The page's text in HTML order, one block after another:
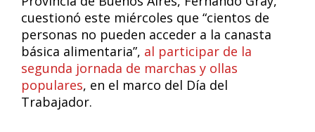
cuestionó este miércoles que “cientos de
personas no pueden acceder a la canasta
básica alimentaria”, al participar de la
segunda jornada de marchas y ollas
populares, en el marco del Día del
Trabajador.